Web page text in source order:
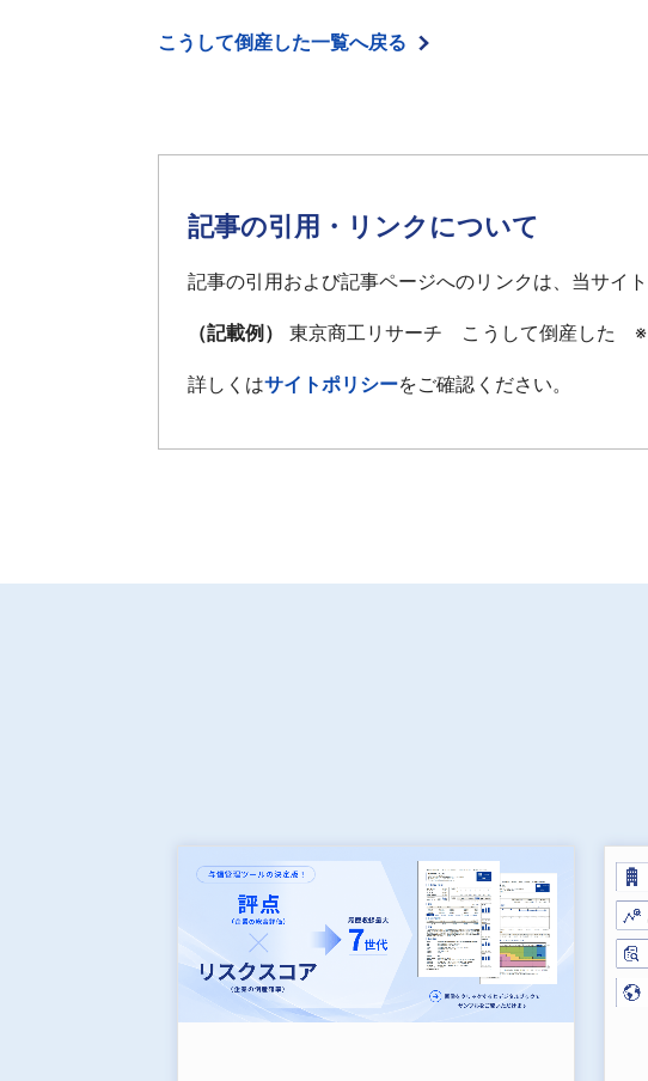
こうして倒産した一覧へ戻る
記事の引用・リンクについて
記事の引用および記事ページへのリンクは、当サイ
（記載例） 東京商工リサーチ こうして倒産した ※
詳しくはサイトポリシーをご確認ください。